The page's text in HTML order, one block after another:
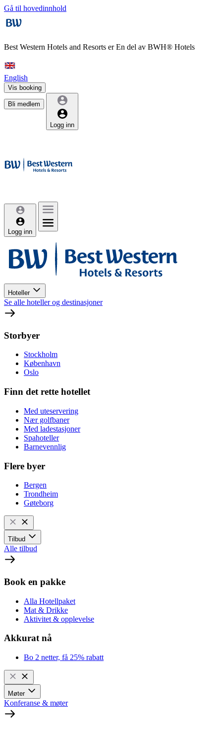
Gå til hovedinnhold
Best Western Hotels and Resorts erEn del av BWH® Hotels
English
Vis booking
Bli medlem
Logg inn
Logg inn
Hoteller
Se alle hoteller og destinasjoner
Storbyer
Stockholm
København
Oslo
Finn det rette hotellet
Med uteservering
Nær golfbaner
Med ladestasjoner
Spahoteller
Barnevennlig
Flere byer
Bergen
Trondheim
Gøteborg
Tilbud
Alle tilbud
Book en pakke
Alla Hotellpaket
Mat & Drikke
Aktivitet & opplevelse
Akkurat nå
Bo 2 netter, få 25% rabatt
Møter
Konferanse & møter